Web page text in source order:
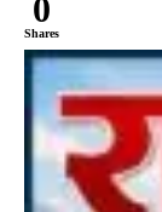
0
Shares